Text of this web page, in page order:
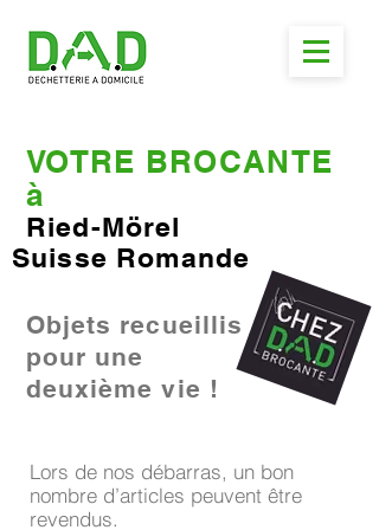
VOTRE BROCANTE
à
Ried-Mörel
Suisse Romande
Objets recueillis
pour une
deuxième vie !
Lors de nos débarras, un bon
nombre d’articles peuvent être
revendus.